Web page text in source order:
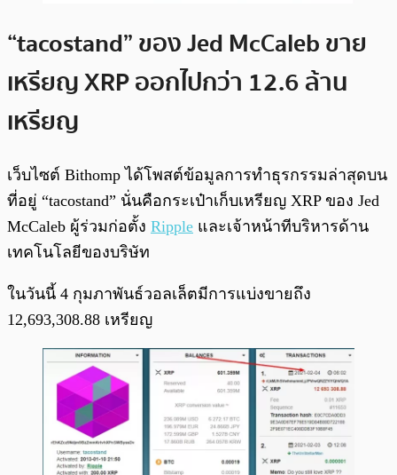
“tacostand” ของ Jed McCaleb ขาย
เหรียญ XRP ออกไปกว่า 12.6 ล้าน
เหรียญ
เว็บไซต์ Bithomp ได้โพสต์ข้อมูลการทำธุรกรรมล่าสุดบน
ที่อยู่ “tacostand” นั่นคือกระเป๋าเก็บเหรียญ XRP ของ Jed
McCaleb ผู้ร่วมก่อตั้ง Ripple และเจ้าหน้าทีบริหารด้าน
เทคโนโลยีของบริษัท
ในวันนี้ 4 กุมภาพันธ์วอลเล็ตมีการแบ่งขายถึง
12,693,308.88 เหรียญ